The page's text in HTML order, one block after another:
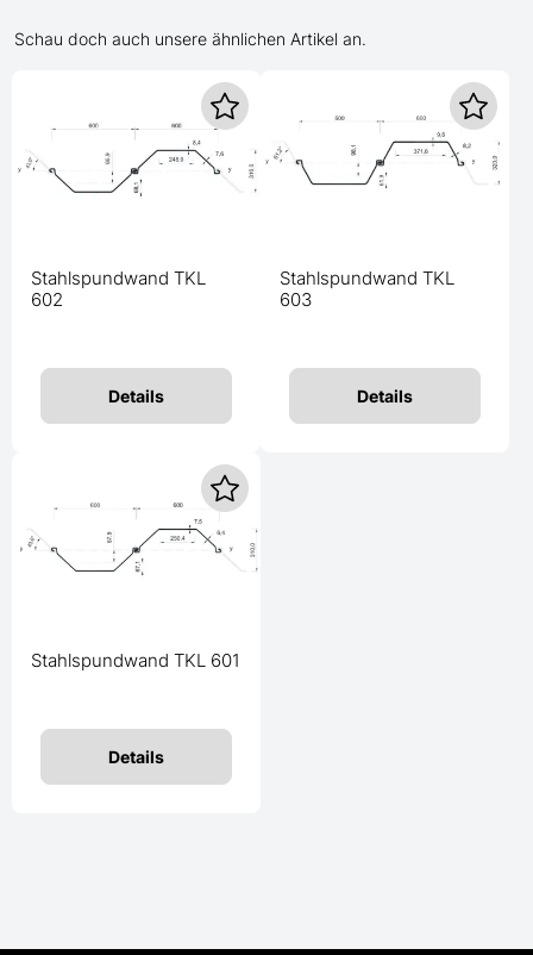
Schau doch auch unsere ähnlichen Artikel an.
Stahlspundwand TKL
602
Details
Stahlspundwand TKL
603
Details
Stahlspundwand TKL 601
Details